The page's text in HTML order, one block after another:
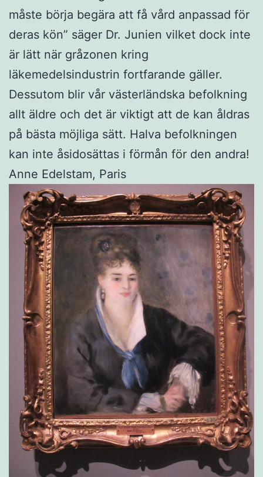
måste börja begära att få vård anpassad för
deras kön” säger Dr. Junien vilket dock inte
är lätt när gråzonen kring
läkemedelsindustrin fortfarande gäller.
Dessutom blir vår västerländska befolkning
allt äldre och det är viktigt att de kan åldras
på bästa möjliga sätt. Halva befolkningen
kan inte åsidosättas i förmån för den andra!
Anne Edelstam, Paris